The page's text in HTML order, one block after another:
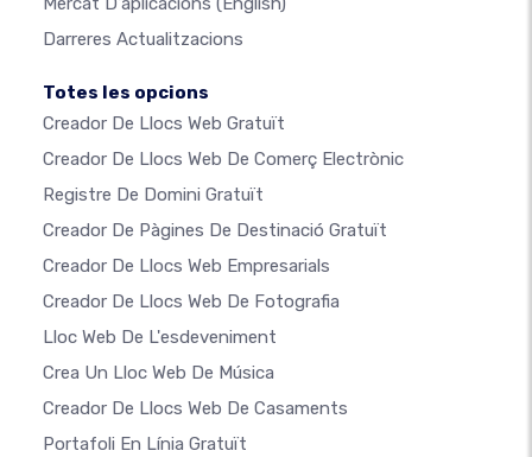
Darreres Actualitzacions
Totes les opcions
Creador De Llocs Web Gratuït
Creador De Llocs Web De Comerç Electrònic
Registre De Domini Gratuït
Creador De Pàgines De Destinació Gratuït
Creador De Llocs Web Empresarials
Creador De Llocs Web De Fotografia
Lloc Web De L'esdeveniment
Crea Un Lloc Web De Música
Creador De Llocs Web De Casaments
Portafoli En Línia Gratuït